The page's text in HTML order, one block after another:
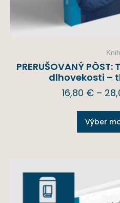
PRERUŠOVANÝ
dlhovekosti –
16,80 € –
Výber